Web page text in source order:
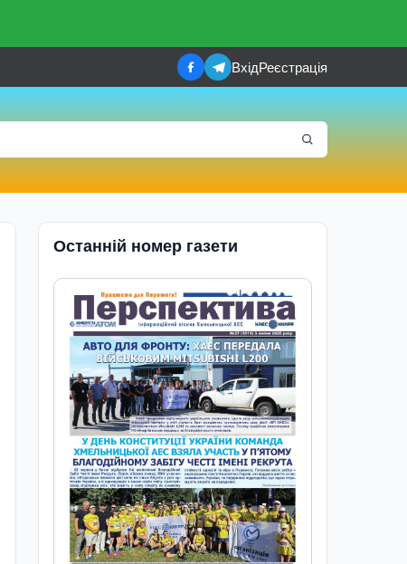
ВхідРеєстрація
Останній номер газети